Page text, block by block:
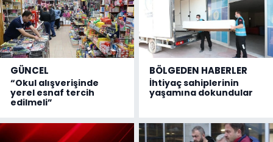
GÜNCEL
“Okul alışverişinde
yerel esnaf tercih
edilmeli”
BÖLGEDEN HABERLER
İhtiyaç sahiplerinin
yaşamına dokundular